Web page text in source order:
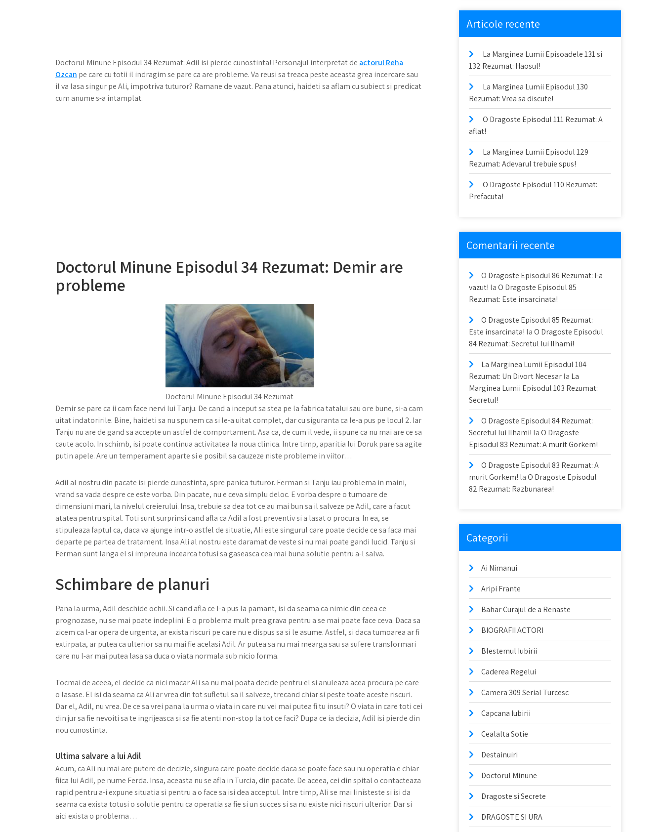
Doctorul Minune Episodul 34 Rezumat: Adil isi pierde cunostinta! Personajul interpretat de actorul Reha
Ozcan pe care cu totii il indragim se pare ca are probleme. Va reusi sa treaca peste aceasta grea incercare sau
il va lasa singur pe Ali, impotriva tuturor? Ramane de vazut. Pana atunci, haideti sa aflam cu subiect si predicat
cum anume s-a intamplat.
Doctorul Minune Episodul 34 Rezumat: Demir are
probleme
Doctorul Minune Episodul 34 Rezumat
Demir se pare ca ii cam face nervi lui Tanju. De cand a inceput sa stea pe la fabrica tatalui sau ore bune, si-a cam
uitat indatoririle. Bine, haideti sa nu spunem ca si le-a uitat complet, dar cu siguranta ca le-a pus pe locul 2. Iar
Tanju nu are de gand sa accepte un astfel de comportament. Asa ca, de cum il vede, ii spune ca nu mai are ce sa
caute acolo. In schimb, isi poate continua activitatea la noua clinica. Intre timp, aparitia lui Doruk pare sa agite
putin apele. Are un temperament aparte si e posibil sa cauzeze niste probleme in viitor…
Adil al nostru din pacate isi pierde cunostinta, spre panica tuturor. Ferman si Tanju iau problema in maini,
vrand sa vada despre ce este vorba. Din pacate, nu e ceva simplu deloc. E vorba despre o tumoare de
dimensiuni mari, la nivelul creierului. Insa, trebuie sa dea tot ce au mai bun sa il salveze pe Adil, care a facut
atatea pentru spital. Toti sunt surprinsi cand afla ca Adil a fost preventiv si a lasat o procura. In ea, se
stipuleaza faptul ca, daca va ajunge intr-o astfel de situatie, Ali este singurul care poate decide ce sa faca mai
departe pe partea de tratament. Insa Ali al nostru este daramat de veste si nu mai poate gandi lucid. Tanju si
Ferman sunt langa el si impreuna incearca totusi sa gaseasca cea mai buna solutie pentru a-l salva.
Schimbare de planuri
Pana la urma, Adil deschide ochii. Si cand afla ce l-a pus la pamant, isi da seama ca nimic din ceea ce
prognozase, nu se mai poate indeplini. E o problema mult prea grava pentru a se mai poate face ceva. Daca sa
zicem ca l-ar opera de urgenta, ar exista riscuri pe care nu e dispus sa si le asume. Astfel, si daca tumoarea ar fi
extirpata, ar putea ca ulterior sa nu mai fie acelasi Adil. Ar putea sa nu mai mearga sau sa sufere transformari
care nu l-ar mai putea lasa sa duca o viata normala sub nicio forma.
Tocmai de aceea, el decide ca nici macar Ali sa nu mai poata decide pentru el si anuleaza acea procura pe care
o lasase. El isi da seama ca Ali ar vrea din tot sufletul sa il salveze, trecand chiar si peste toate aceste riscuri.
Dar el, Adil, nu vrea. De ce sa vrei pana la urma o viata in care nu vei mai putea fi tu insuti? O viata in care toti cei
din jur sa fie nevoiti sa te ingrijeasca si sa fie atenti non-stop la tot ce faci? Dupa ce ia decizia, Adil isi pierde din
nou cunostinta.
Ultima salvare a lui Adil
Acum, ca Ali nu mai are putere de decizie, singura care poate decide daca se poate face sau nu operatia e chiar
fiica lui Adil, pe nume Ferda. Insa, aceasta nu se afla in Turcia, din pacate. De aceea, cei din spital o contacteaza
rapid pentru a-i expune situatia si pentru a o face sa isi dea acceptul. Intre timp, Ali se mai linisteste si isi da
seama ca exista totusi o solutie pentru ca operatia sa fie si un succes si sa nu existe nici riscuri ulterior. Dar si
aici exista o problema…
Articole recente
La Marginea Lumii Episoadele 131 si
132 Rezumat: Haosul!
La Marginea Lumii Episodul 130
Rezumat: Vrea sa discute!
O Dragoste Episodul 111 Rezumat: A
aflat!
La Marginea Lumii Episodul 129
Rezumat: Adevarul trebuie spus!
O Dragoste Episodul 110 Rezumat:
Prefacuta!
Comentarii recente
O Dragoste Episodul 86 Rezumat: I-a
vazut! laO Dragoste Episodul 85
Rezumat: Este insarcinata!
O Dragoste Episodul 85 Rezumat:
Este insarcinata! laO Dragoste Episodul
84 Rezumat: Secretul lui Ilhami!
La Marginea Lumii Episodul 104
Rezumat: Un Divort Necesarla La
Marginea Lumii Episodul 103 Rezumat:
Secretul!
O Dragoste Episodul 84 Rezumat:
Secretul lui Ilhami! laO Dragoste
Episodul 83 Rezumat: A murit Gorkem!
O Dragoste Episodul 83 Rezumat: A
murit Gorkem! laO Dragoste Episodul
82 Rezumat: Razbunarea!
Categorii
Ai Nimanui
Aripi Frante
Bahar Curajul de a Renaste
BIOGRAFII ACTORI
Blestemul Iubirii
Caderea Regelui
Camera 309 Serial Turcesc
Capcana Iubirii
Cealalta Sotie
Destainuiri
Doctorul Minune
Dragoste si Secrete
DRAGOSTE SI URA